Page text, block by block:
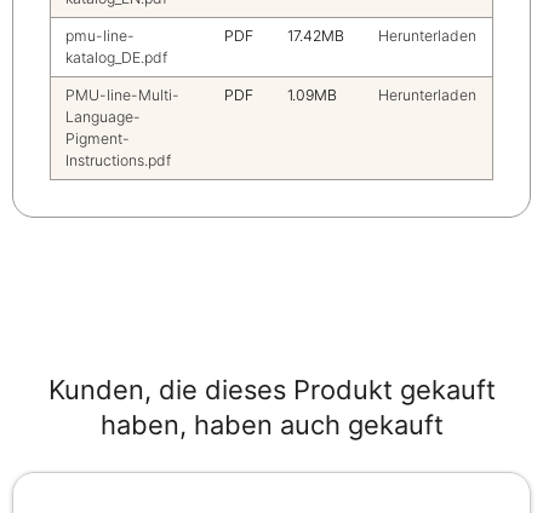
pmu-line-
katalog_DE.pdf
PDF 17.42MB Herunterladen
PMU-line-Multi-
Language-
Pigment-
Instructions.pdf
PDF 1.09MB Herunterladen
Kunden, die dieses Produkt gekauft
haben, haben auch gekauft